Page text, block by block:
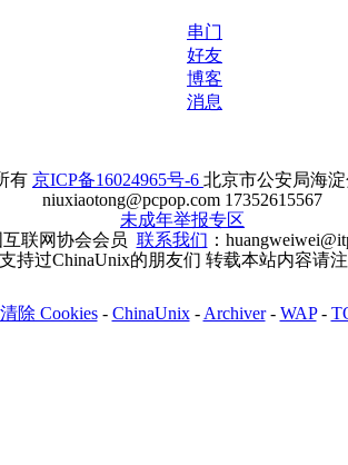
串门
好友
博客
消息
有 京ICP备16024965号-6 北京市公安局海淀
niuxiaotong@pcpop.com 17352615567
未成年举报专区
联网协会会员 联系我们 ：
持过ChinaUnix的朋友们 转载本站内容请
清除 Cookies- ChinaUnix- Archiver- WAP-